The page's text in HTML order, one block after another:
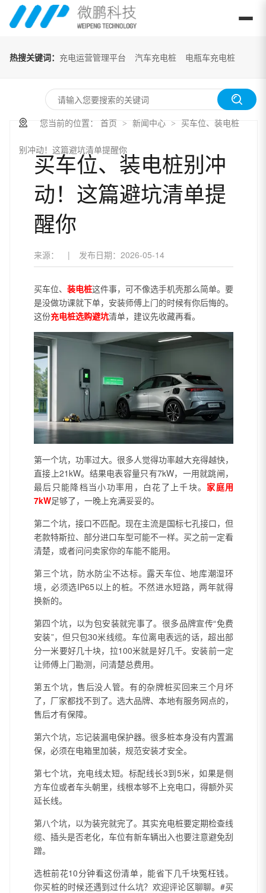
热搜关键词： 充电运营管理平台 汽车充电桩 电瓶车充电桩
您当前的位置： 首页 > 新闻中心 > 买车位、装电桩
别冲动！这篇避坑清单提醒你
买车位、装电桩别冲
动！这篇避坑清单提
醒你
来源： | 发布日期： 2026-05-14
买车位、 装电桩这件事，可不像选手机壳那么简单。要
是没做功课就下单，安装师傅上门的时候有你后悔的。
这份充电桩选购避坑清单，建议先收藏再看。
第一个坑，功率过大。很多人觉得功率越大充得越快，
直接上21kW。结果电表容量只有7kW，一用就跳闸，
最后只能降档当小功率用，白花了上千块。 家庭用
7kW足够了，一晚上充满妥妥的。
第二个坑，接口不匹配。现在主流是国标七孔接口，但
老款特斯拉、部分进口车型可能不一样。买之前一定看
清楚，或者问问卖家你的车能不能用。
第三个坑，防水防尘不达标。露天车位、地库潮湿环
境，必须选IP65以上的桩。不然进水短路，两年就得
换新的。
第四个坑，以为包安装就完事了。很多品牌宣传“免费
安装”，但只包30米线缆。车位离电表远的话，超出部
分一米要好几十块，拉100米就是好几千。安装前一定
让师傅上门勘测，问清楚总费用。
第五个坑，售后没人管。有的杂牌桩买回来三个月坏
了，厂家都找不到了。选大品牌、本地有服务网点的，
售后才有保障。
第六个坑，忘记装漏电保护器。很多桩本身没有内置漏
保，必须在电箱里加装，规范安装才安全。
第七个坑，充电线太短。标配线长3到5米，如果是侧
方车位或者车头朝里，线根本够不上充电口，得额外买
延长线。
第八个坑，以为装完就完了。其实充电桩要定期检查线
缆、插头是否老化，车位有新车辆出入也要注意避免刮
蹭。
选桩前花10分钟看这份清单，能省下几千块冤枉钱。
你买桩的时候还遇到过什么坑？欢迎评论区聊聊。#买